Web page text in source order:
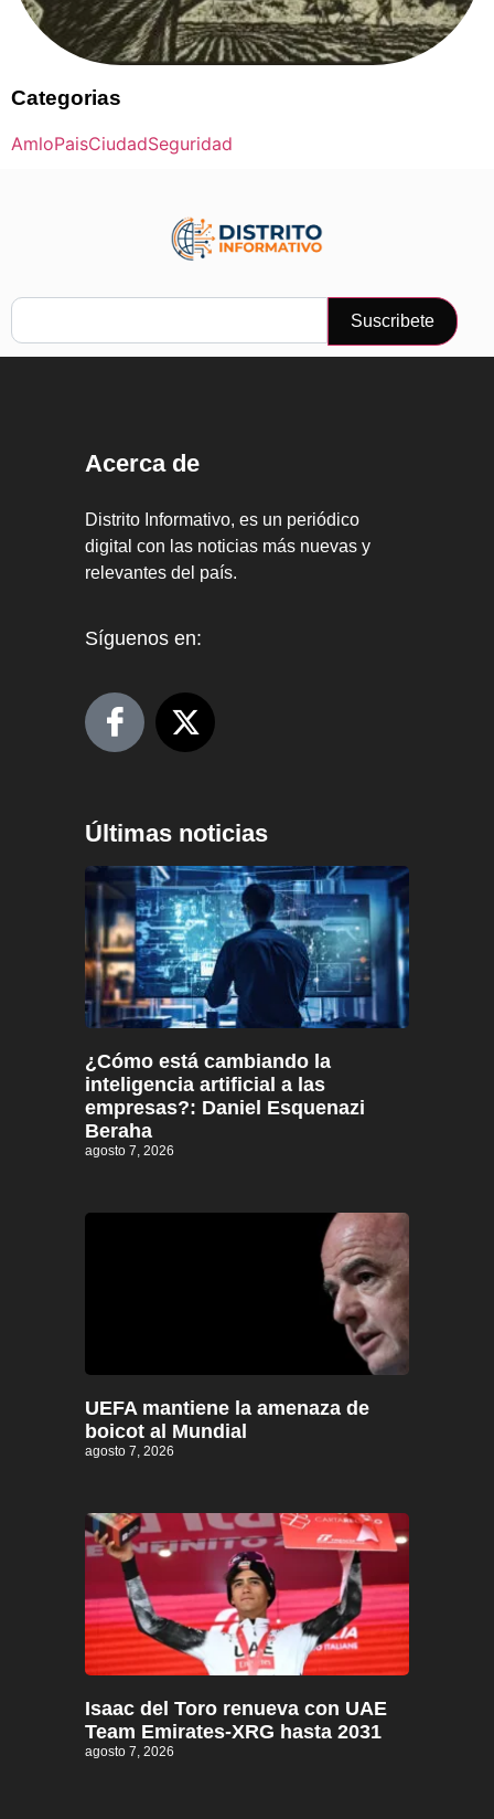
Categorias
AmloPaisCiudadSeguridad
Suscribete
Acerca de
Distrito Informativo, es un periódico
digital con las noticias más nuevas y
relevantes del país.
Síguenos en:
Últimas noticias
¿Cómo está cambiando la
inteligencia artificial a las
empresas?: Daniel Esquenazi
Beraha
agosto 7, 2026
UEFA mantiene la amenaza de
boicot al Mundial
agosto 7, 2026
Isaac del Toro renueva con UAE
Team Emirates-XRG hasta 2031
agosto 7, 2026